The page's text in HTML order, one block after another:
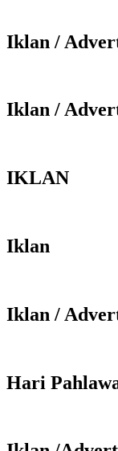
Iklan /
Iklan /
IKLAN
Iklan
Iklan /
Hari